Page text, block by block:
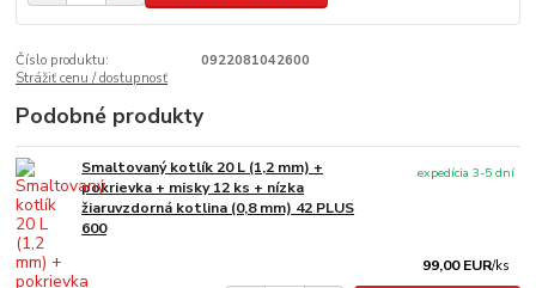
Číslo produktu:
0922081042600
Strážiť cenu / dostupnosť
Podobné produkty
Smaltovaný kotlík 20 L (1,2 mm) +
pokrievka + misky 12 ks + nízka
žiaruvzdorná kotlina (0,8 mm) 42 PLUS
600
99,00 EUR/ks
expedícia 3-5 dní